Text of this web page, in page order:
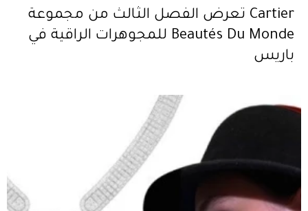
Cartier تعرض الفصل الثالث من مجموعة
Beautés Du Monde للمجوهرات الراقية في
باريس